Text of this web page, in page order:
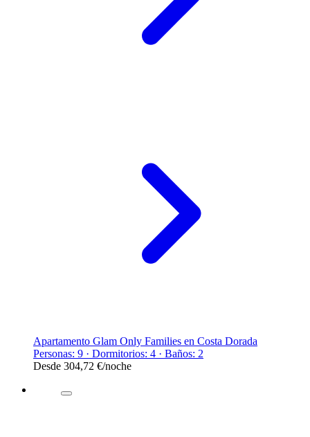
Apartamento Glam Only Families en Costa Dorada
Personas: 9 · Dormitorios: 4 · Baños: 2
Desde 304,72 €/noche